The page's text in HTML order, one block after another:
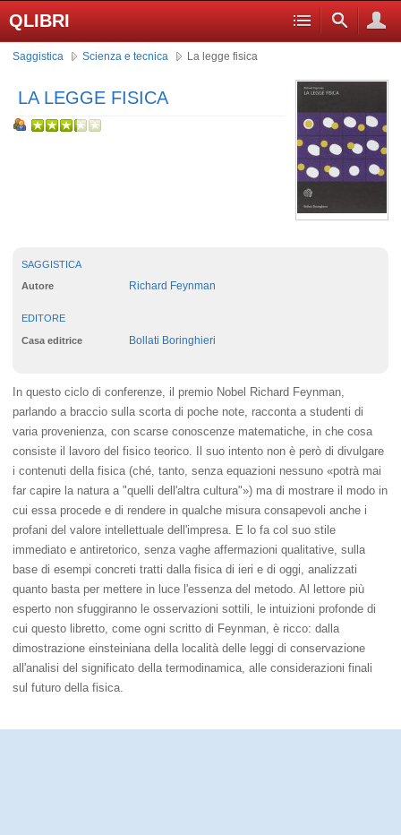
QLIBRI
Saggistica Scienza e tecnica La legge fisica
LA LEGGE FISICA
SAGGISTICA
Autore Richard Feynman
EDITORE
Casa editrice Bollati Boringhieri
In questo ciclo di conferenze, il premio Nobel Richard Feynman,
parlando a braccio sulla scorta di poche note, racconta a studenti di
varia provenienza, con scarse conoscenze matematiche, in che cosa
consiste il lavoro del fisico teorico. Il suo intento non è però di divulgare
i contenuti della fisica (ché, tanto, senza equazioni nessuno «potrà mai
far capire la natura a "quelli dell'altra cultura"») ma di mostrare il modo in
cui essa procede e di rendere in qualche misura consapevoli anche i
profani del valore intellettuale dell'impresa. E lo fa col suo stile
immediato e antiretorico, senza vaghe affermazioni qualitative, sulla
base di esempi concreti tratti dalla fisica di ieri e di oggi, analizzati
quanto basta per mettere in luce l'essenza del metodo. Al lettore più
esperto non sfuggiranno le osservazioni sottili, le intuizioni profonde di
cui questo libretto, come ogni scritto di Feynman, è ricco: dalla
dimostrazione einsteiniana della località delle leggi di conservazione
all'analisi del significato della termodinamica, alle considerazioni finali
sul futuro della fisica.